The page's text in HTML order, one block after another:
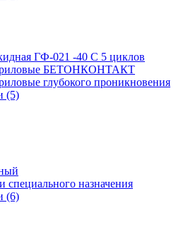
ГФ-021 -40 С 5 циклов
БЕТОНКОНТАКТ
глубокого проникновения
(5)
специального назначения
(6)